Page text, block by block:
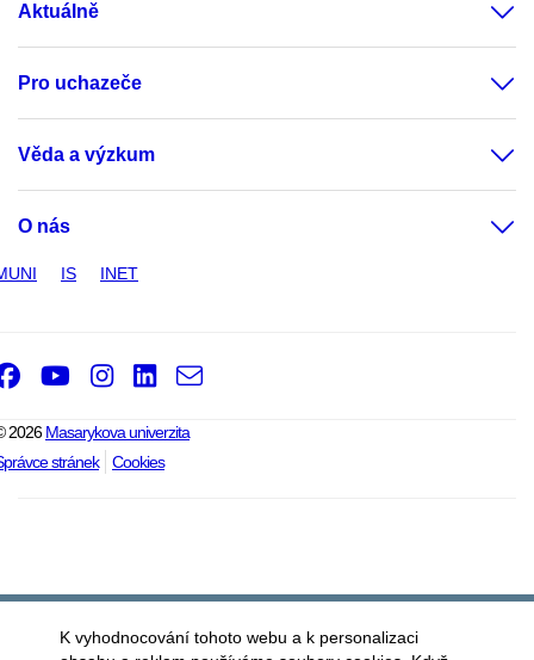
Aktuálně
Pro uchazeče
Věda a výzkum
O nás
IS INET
2026Masarykova univerzita
stránek
Cookies
Facebook
Youtube
Instagram
LinkedIn
e-
K vyhodnocování tohoto webu a k personalizaci